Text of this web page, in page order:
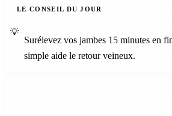
LE CONSEIL DU JOUR
💡
Surélevez vos jambes 15 minutes en
simple aide le retour veineux.